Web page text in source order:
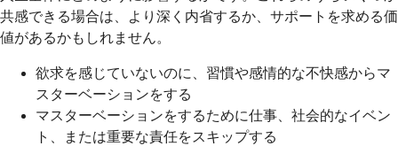
共感できる場合は、より深く内省するか、サポートを求める価
値があるかもしれません。
欲求を感じていないのに、習慣や感情的な不快感からマ
スターベーションをする
マスターベーションをするために仕事、社会的なイベン
ト、または重要な責任をスキップする